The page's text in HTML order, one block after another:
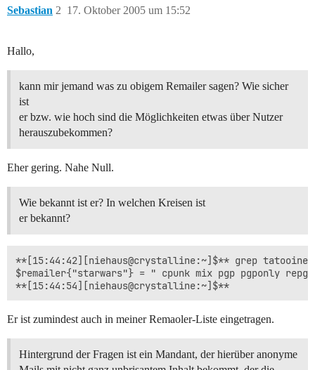
Sebastian 17. Oktober 2005 um 15:52
2
Hallo,
kann mir jemand was zu obigem Remailer sagen? Wie sicher
ist
er bzw. wie hoch sind die Möglichkeiten etwas über Nutzer
herauszubekommen?
Eher gering. Nahe Null.
Wie bekannt ist er? In welchen Kreisen ist
er bekannt?
**[15:44:42][niehaus@crystalline:~]$** grep
$remailer{"starwars"} = " cpunk mix pgp pgponly
Er ist zumindest auch in meiner Remaoler-Liste eingetragen.
Hintergrund der Fragen ist ein Mandant, der hierüber anonyme